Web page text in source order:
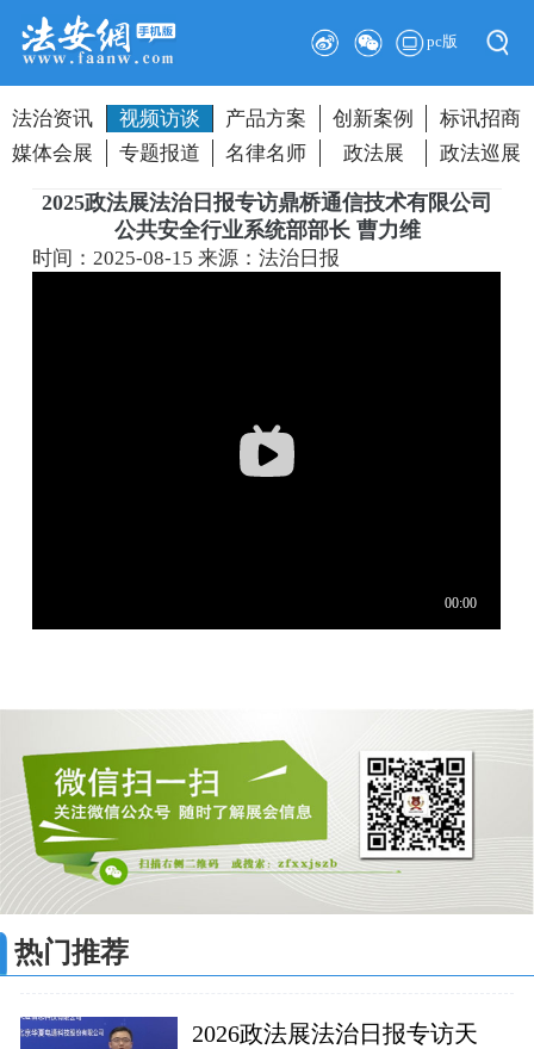
pc版
法治资讯 视频访谈 产品方案 创新案例
标讯招商
媒体会展
专题报道 名律名师 政法展 政法巡展
2025政法展法治日报专访鼎桥通信技术有限公司
公共安全行业系统部部长 曹力维
时间：2025-08-15来源：法治日报
热门推荐
2026政法展法治日报专访天